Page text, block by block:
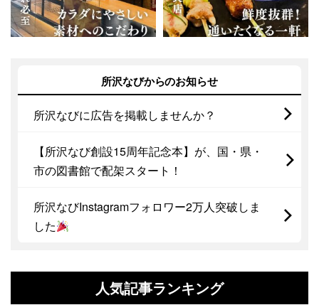
所沢なびからのお知らせ
所沢なびに広告を掲載しませんか？
【所沢なび創設15周年記念本】が、国・県・
市の図書館で配架スタート！
所沢なびInstagramフォロワー2万人突破しま
した
人気記事ランキング